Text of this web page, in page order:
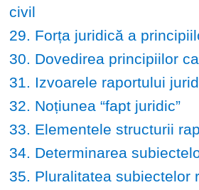
civil
29. Forța juridică a
30. Dovedirea principiilor
31. Izvoarele raportului
32. Noțiunea “fapt juridic”
33. Elementele structurii
34. Determinarea
35. Pluralitatea subiectelor